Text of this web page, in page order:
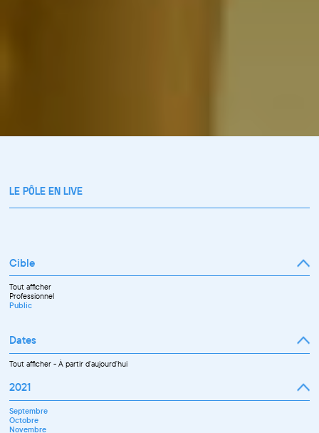
LE PÔLE EN LIVE
Cible
Tout afficher
Professionnel
Public
Dates
Tout afficher-À partir d'aujourd'hui
2021
Septembre
Octobre
Novembre